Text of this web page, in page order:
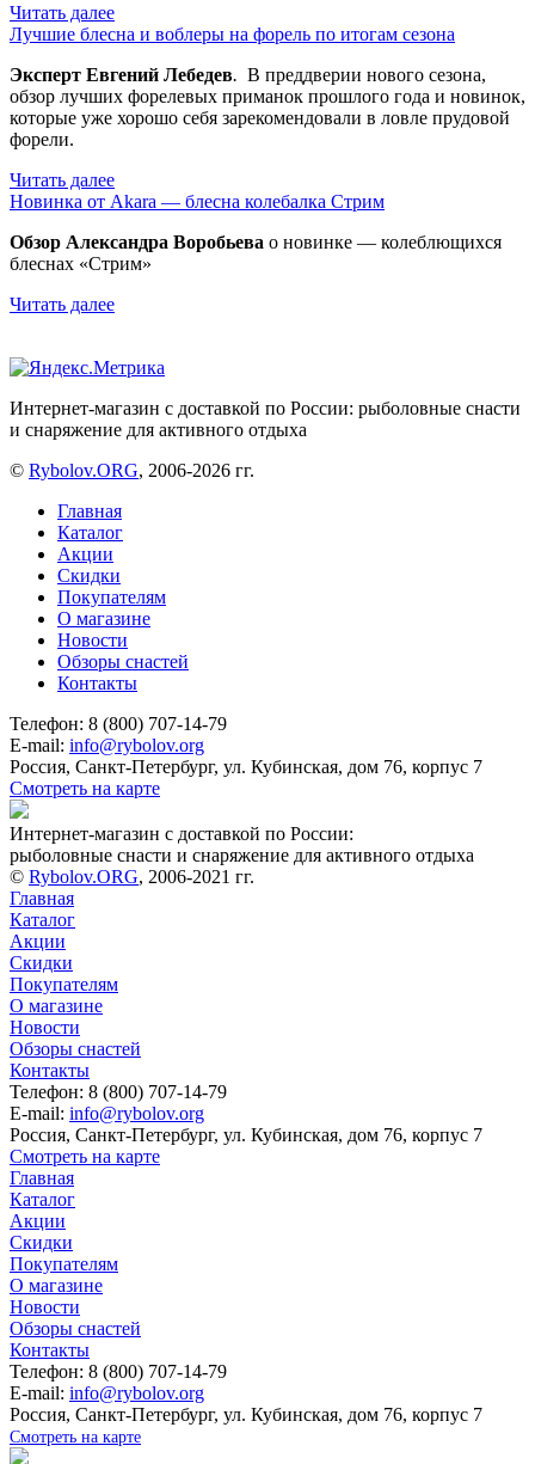
Читать далее
Лучшие блесна и воблеры на форель по итогам сезона
Эксперт Евгений Лебедев. В преддверии нового сезона,
обзор лучших форелевых приманок прошлого года и новинок,
которые уже хорошо себя зарекомендовали в ловле прудовой
форели.
Читать далее
Новинка от Akara — блесна колебалка Стрим
Обзор Александра Воробьева о новинке — колеблющихся
блеснах «Стрим»
Читать далее
Интернет-магазин с доставкой по России: рыболовные снасти
и снаряжение для активного отдыха
© Rybolov.ORG, 2006-2026 гг.
Главная
Каталог
Акции
Скидки
Покупателям
О магазине
Новости
Обзоры снастей
Контакты
Телефон: 8 (800) 707-14-79
E-mail: info@rybolov.org
Россия, Санкт-Петербург, ул. Кубинская, дом 76, корпус 7
Смотреть на карте
Интернет-магазин с доставкой по России:
рыболовные снасти и снаряжение для активного отдыха
© Rybolov.ORG, 2006-2021 гг.
Главная
Каталог
Акции
Скидки
Покупателям
О магазине
Новости
Обзоры снастей
Контакты
Телефон: 8 (800) 707-14-79
E-mail: info@rybolov.org
Россия, Санкт-Петербург, ул. Кубинская, дом 76, корпус 7
Смотреть на карте
Главная
Каталог
Акции
Скидки
Покупателям
О магазине
Новости
Обзоры снастей
Контакты
Телефон: 8 (800) 707-14-79
E-mail: info@rybolov.org
Россия, Санкт-Петербург, ул. Кубинская, дом 76, корпус 7
Смотреть на карте